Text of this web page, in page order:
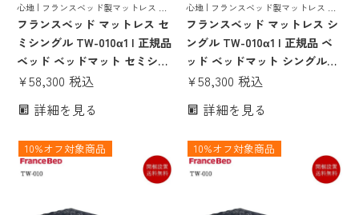
心地 | フランスベッド製マットレス ベ
ッド ベッドマット ベッドマットレス
ベットマット フランスベット 日本製
国産 抗菌 防臭 防ダニ tw-010α1
フランスベッド マットレス セ
ミシングル TW-010α1 | 正規品
ベッド ベッドマット セミシン
グルマットレス セミシングル
ット セミシングルサイズ tw-
日本製 国産 厚さ20cm ベット
マット ss スモールシングル
¥58,300 税込
詳細を見る
心地 | フランスベッド製マットレス ベ
ッド ベッドマット ベッドマットレス
ベットマット フランスベット 日本製
国産 抗菌 防臭 防ダニ tw-010α1
フランスベッド マットレス シ
ングル TW-010α1 | 正規品 ベ
ッド ベッドマット シングルマ
ットレス シングルベッドマッ
イズ tw-010α 1 硬め 固め ハー
ベット マット ベッドマットレ
ス 97×195
¥58,300 税込
詳細を見る
10%オフ対象商品 10%オフ対象商品